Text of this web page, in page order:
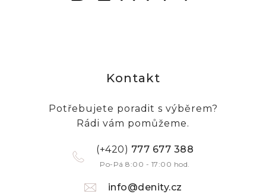
Kontakt
Potřebujete poradit s výběrem?
Rádi vám pomůžeme.
(+420) 777 677 388
Po-Pá 8:00 - 17:00 hod.
info@denity.cz